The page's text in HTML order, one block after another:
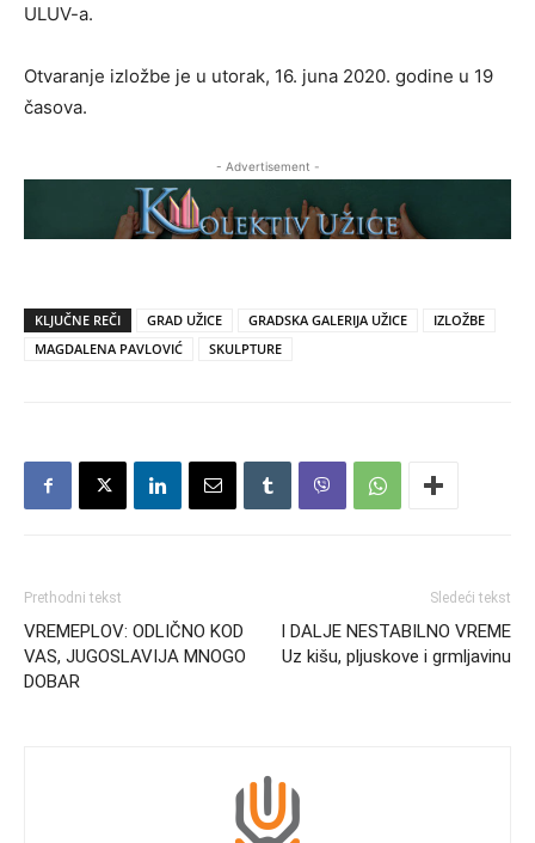
ULUV-a.
Otvaranje izložbe je u utorak, 16. juna 2020. godine u 19
časova.
- Advertisement -
KLJUČNE REČI GRAD UŽICE GRADSKA GALERIJA UŽICE
IZLOŽBE
MAGDALENA PAVLOVIĆ
SKULPTURE
Prethodni tekst
VREMEPLOV: ODLIČNO KOD
VAS, JUGOSLAVIJA MNOGO
DOBAR
Sledeći tekst
I DALJE NESTABILNO VREME
Uz kišu, pljuskove i grmljavinu